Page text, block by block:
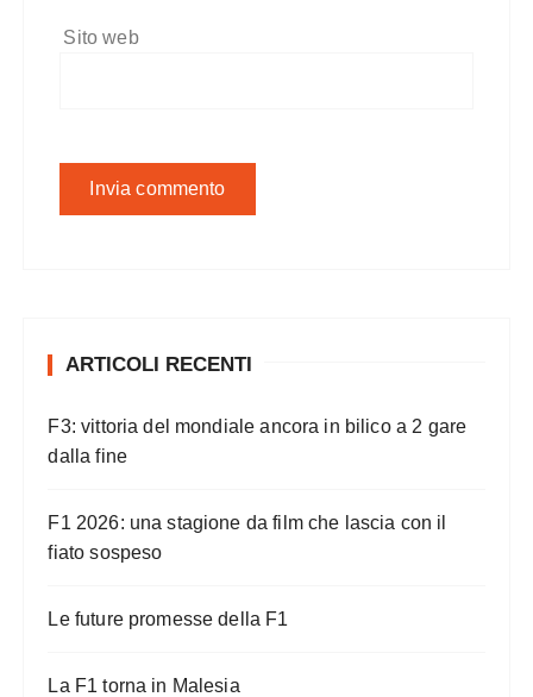
Sito web
ARTICOLI RECENTI
F3: vittoria del mondiale ancora in bilico a 2 gare
dalla fine
F1 2026: una stagione da film che lascia con il
fiato sospeso
Le future promesse della F1
La F1 torna in Malesia